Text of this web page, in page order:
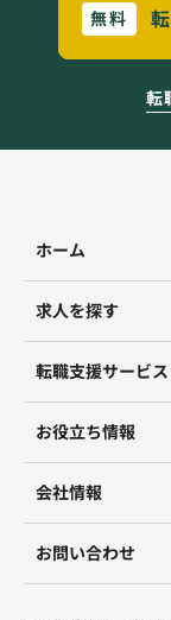
無料
転
ホーム
求人を探す
転職支援サービス
お役立ち情報
会社情報
お問い合わせ